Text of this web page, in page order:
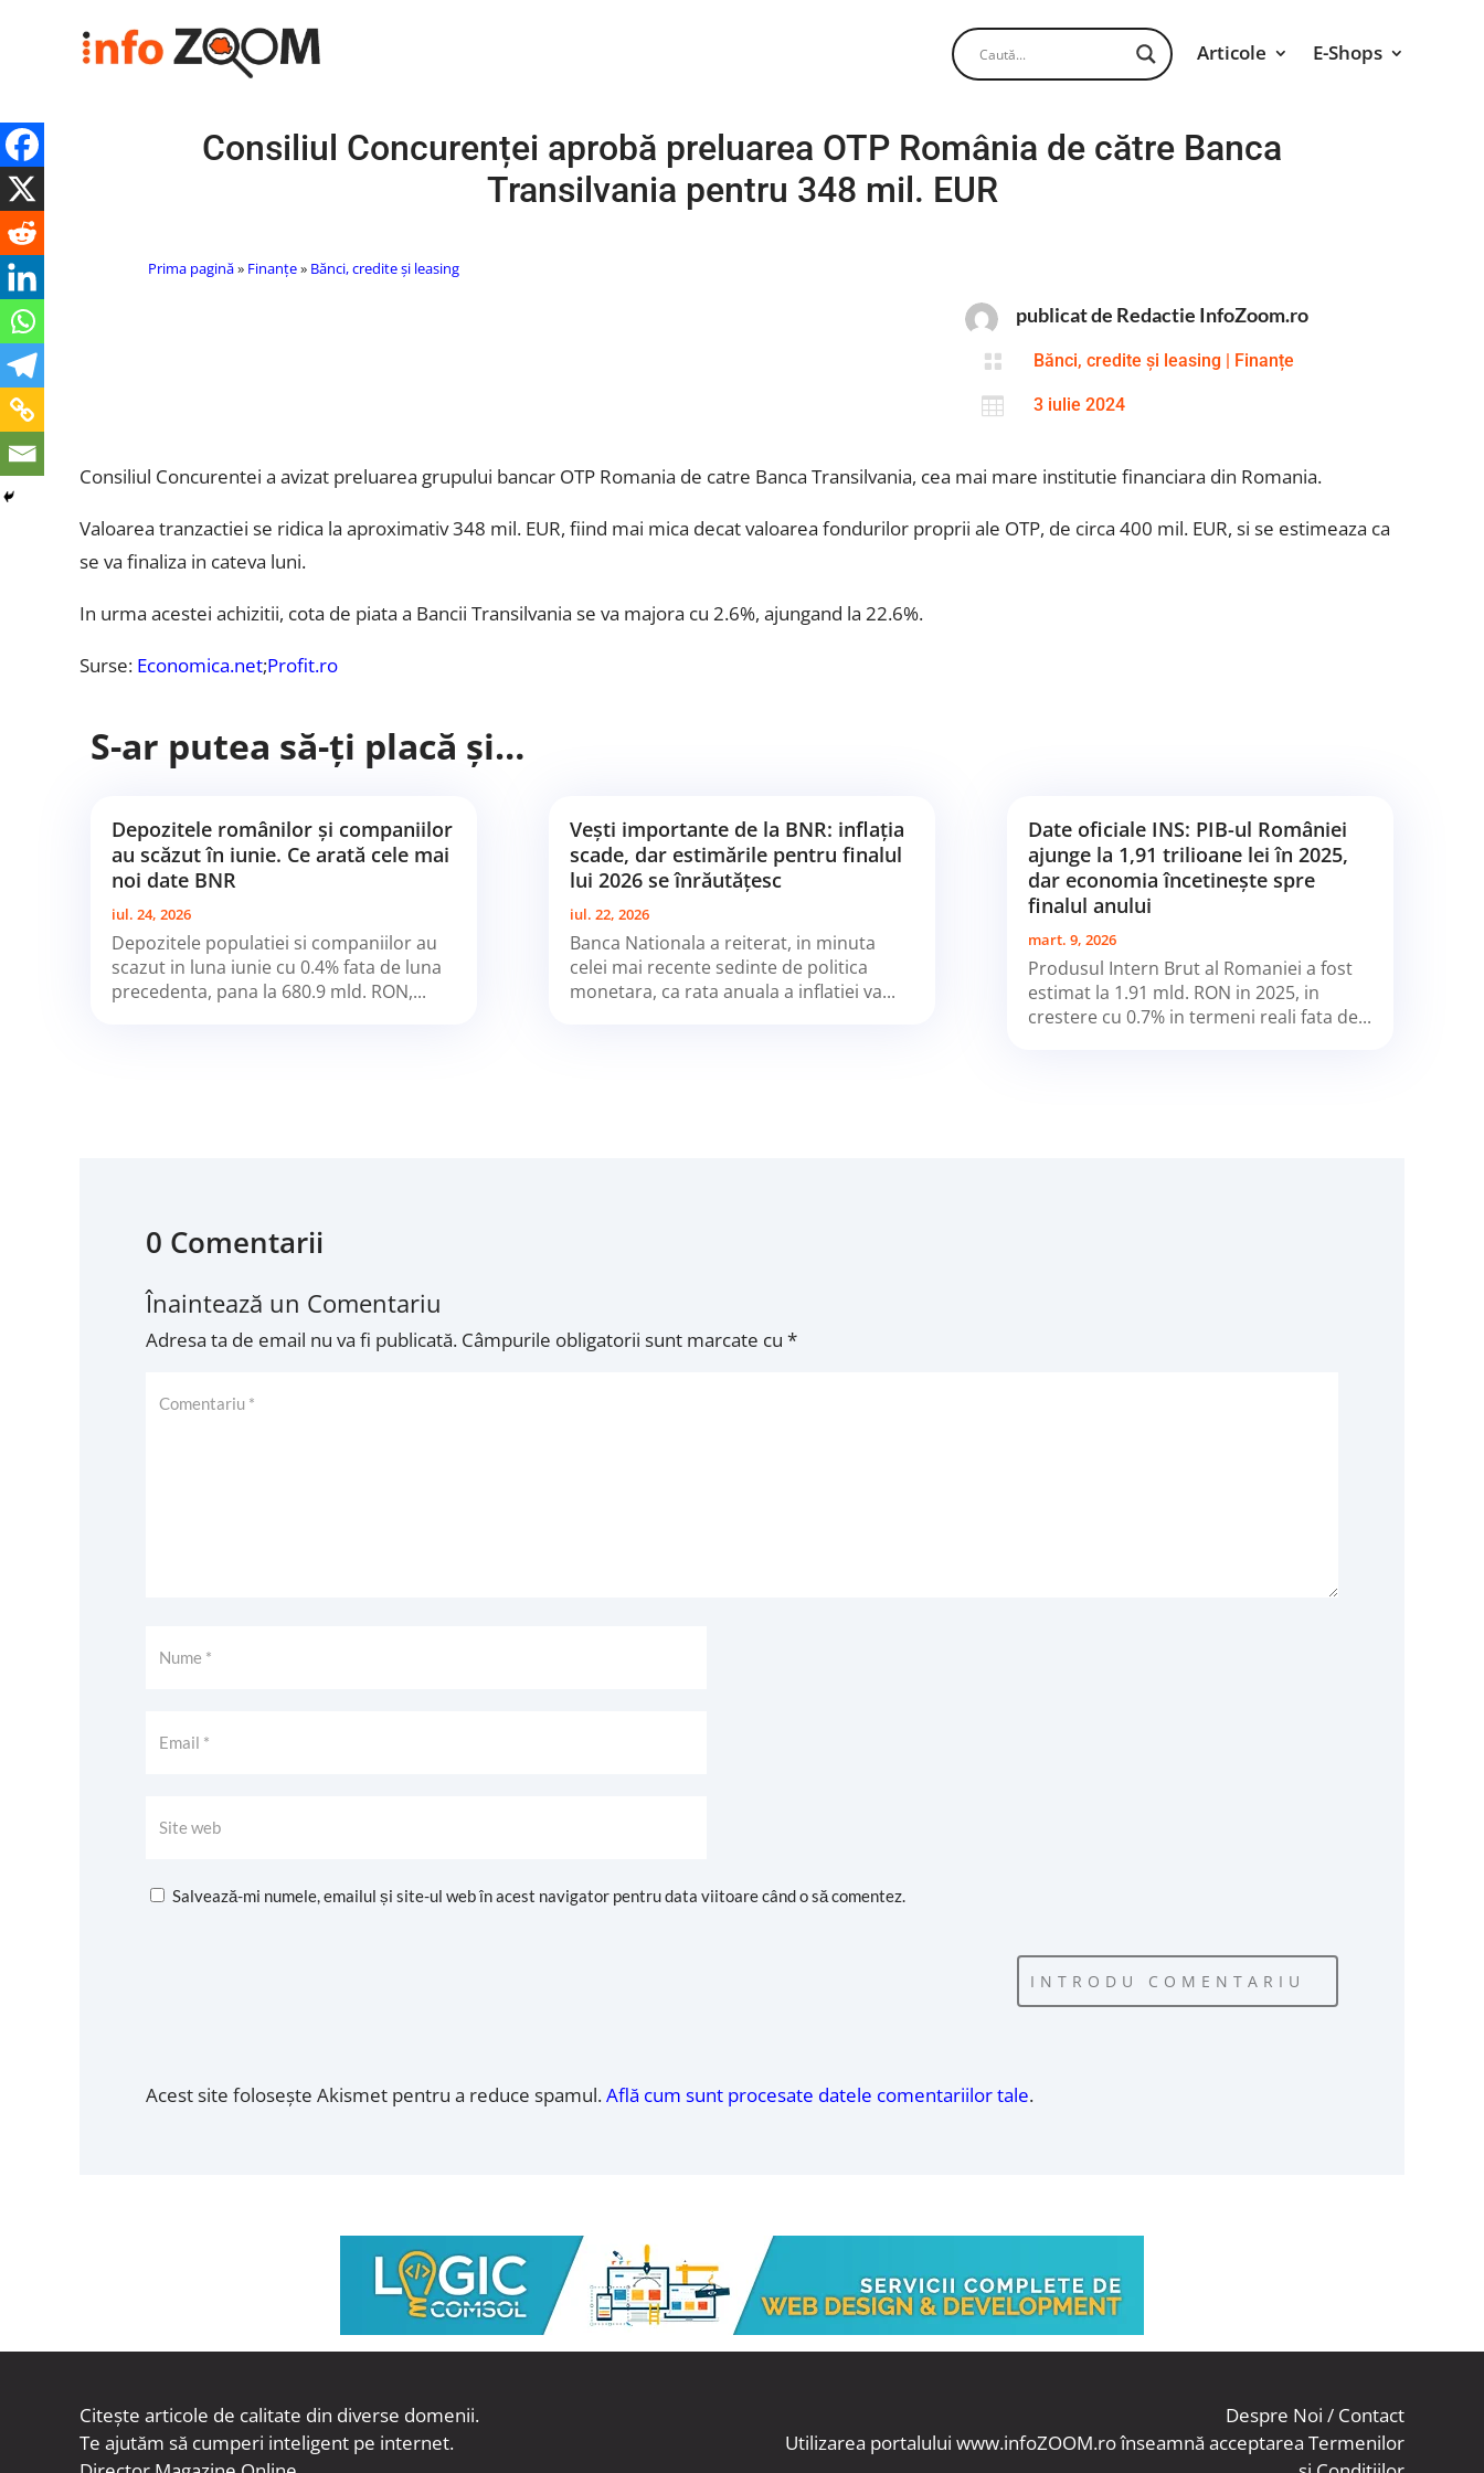
Articole E-Shops
Consiliul Concurenței aprobă preluarea OTP România de către Banca
Transilvania pentru 348 mil. EUR
Prima pagină» Finanțe» Bănci, credite și leasing
publicat de Redactie InfoZoom.ro
 Bănci, credite și leasing Finanțe
 3 iulie 2024
Consiliul Concurentei a avizat preluarea grupului bancar OTP Romania de catre Banca Transilvania, cea mai mare institutie financiara din Romania.
Valoarea tranzactiei se ridica la aproximativ 348 mil. EUR, fiind mai mica decat valoarea fondurilor proprii ale OTP, de circa 400 mil. EUR, si se estimeaza ca
se va finaliza in cateva luni.
In urma acestei achizitii, cota de piata a Bancii Transilvania se va majora cu 2.6%, ajungand la 22.6%.
Surse: Economica.net;Profit.ro
S-ar putea să-ți placă și…
Depozitele românilor și companiilor
au scăzut în iunie. Ce arată cele mai
noi date BNR
iul. 24, 2026
Depozitele populatiei si companiilor au
scazut in luna iunie cu 0.4% fata de luna
precedenta, pana la 680.9 mld. RON,...
Vești importante de la BNR: inflația
scade, dar estimările pentru finalul
lui 2026 se înrăutățesc
iul. 22, 2026
Banca Nationala a reiterat, in minuta
celei mai recente sedinte de politica
monetara, ca rata anuala a inflatiei va...
Date oficiale INS: PIB-ul României
ajunge la 1,91 trilioane lei în 2025,
dar economia încetinește spre
finalul anului
mart. 9, 2026
Produsul Intern Brut al Romaniei a fost
estimat la 1.91 mld. RON in 2025, in
crestere cu 0.7% in termeni reali fata de...
0 Comentarii
Înaintează un Comentariu
Adresa ta de email nu va fi publicată. Câmpurile obligatorii sunt marcate cu *
Salvează-mi numele, emailul și site-ul web în acest navigator pentru data viitoare când o să comentez.
INTRODU COMENTARIU
Acest site folosește Akismet pentru a reduce spamul.Află cum sunt procesate datele comentariilor tale.
Citește articole de calitate din diverse domenii.
Te ajutăm să cumperi inteligent pe internet.
Despre Noi / Contact
Utilizarea portalului www.infoZOOM.ro înseamnă acceptarea Termenilor